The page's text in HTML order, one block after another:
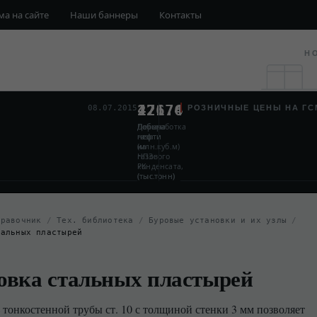
на сайте Наши баннеры Контакты
08.07.2015
Добыча
нефти
и
газового
конденсата,
(тыс.тонн)
221.6
Добыча
газа
(млн.куб.м)
126.4
Переработка
нефти
на
НПЗ
РК
(тыс.тонн)
47.7 РОЗНИЧНЫЕ ЦЕНЫ НА
/Тех. библиотека / Буровые установки и их узлы /
пластырей
стальных пластырей
трубы ст. 10 с толщиной стенки 3 мм позволяет